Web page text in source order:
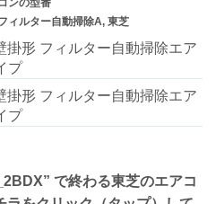
ンの型番
ィルター自動掃除A, 東芝
掛形 フィルター自動掃除エア
プ
掛形 フィルター自動掃除エア
プ
で終わる東芝のエアコ